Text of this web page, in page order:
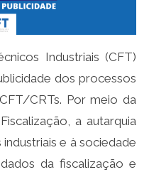
Industriais (CFT)
dos processos
CRTs. Por meio da
a autarquia
e à sociedade
da fiscalização e